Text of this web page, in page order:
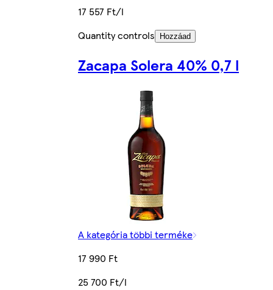
17 557 Ft/l
Quantity controls
Hozzáad
Zacapa Solera 40% 0,7 l
A kategória többi terméke
17 990 Ft
25 700 Ft/l